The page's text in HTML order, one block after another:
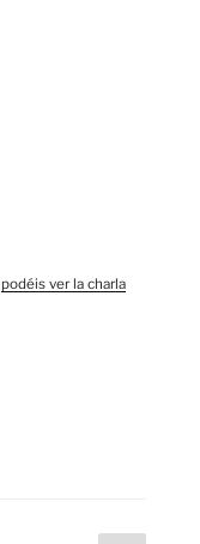
podéis ver la charla